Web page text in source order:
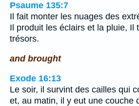
Psaume 135:7
Il fait monter les nuages des
Il produit les éclairs et la pluie, Il
trésors.
and brought
Exode 16:13
Le soir, il survint des cailles qui
et, au matin, il y eut une couche